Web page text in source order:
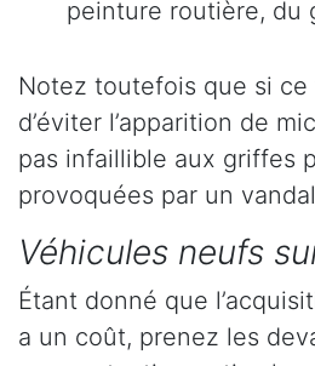
peinture routière, du
Notez toutefois que si
d’éviter l’apparition de
pas infaillible aux griffes
provoquées par un
Véhicules neufs
Étant donné que
a un coût, prenez les